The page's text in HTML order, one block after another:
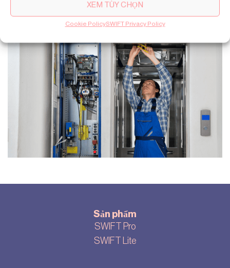
XEM TÙY CHỌN
Cookie PolicySWIFT Privacy Policy
Sản phẩm
SWIFT Pro
SWIFT Lite